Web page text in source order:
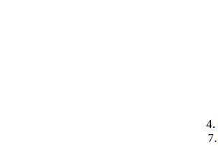
4.
7.